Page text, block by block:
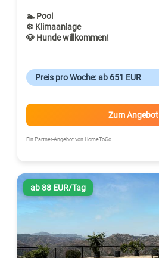
🏊 Pool
❄ Klimaanlage
🐶 Hunde willkommen!
Preis pro Woche: ab 651 EUR
Zum Angebot
Ein Partner-Angebot von HomeToGo
ab 88 EUR/Tag